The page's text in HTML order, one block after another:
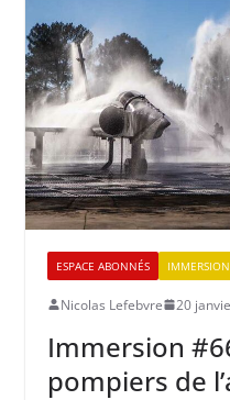
ESPACE ABONNÉS IMMERSION
Nicolas Lefebvre 20
Immersion
pompiers de